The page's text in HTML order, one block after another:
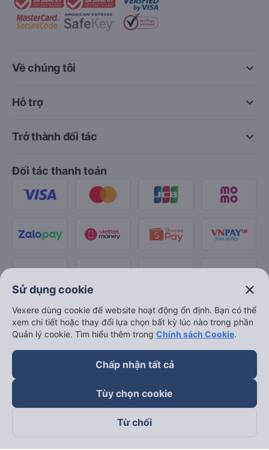
keyboard_arrow_down
Về chúng tôi
keyboard_arrow_down
Hỗ trợ
keyboard_arrow_down
Trở thành đối tác
Đối tác thanh toán
Theo dõi chúng tôi trên
Sử dụng cookie close
Vexere dùng cookie để website hoạt động ổn định. Bạn có thể
xem chi tiết hoặc thay đổi lựa chọn bất kỳ lúc nào trong phần
Quản lý cookie. Tìm hiểu thêm trong Chính sách Cookie.
Chấp nhận tất cả
Tùy chọn cookie
Từ chối